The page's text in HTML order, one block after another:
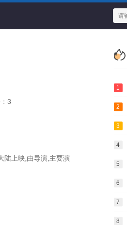
3
陆上映,由导演,主要演
1
2
3
4
5
6
7
8